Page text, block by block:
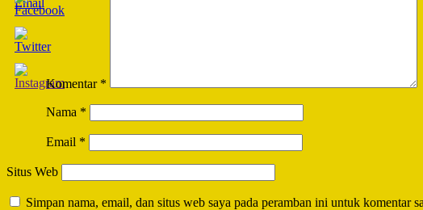
Komentar *
Nama *
Email *
Situs Web
Simpan nama, email, dan situs web saya pada peramban ini untuk komentar